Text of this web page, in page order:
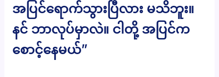
အပြင်ရောက်သွားပြီလား မသိဘူး။
နင် ဘာလုပ်မှာလဲ။ ငါတို့ အပြင်က
စောင့်နေမယ်”